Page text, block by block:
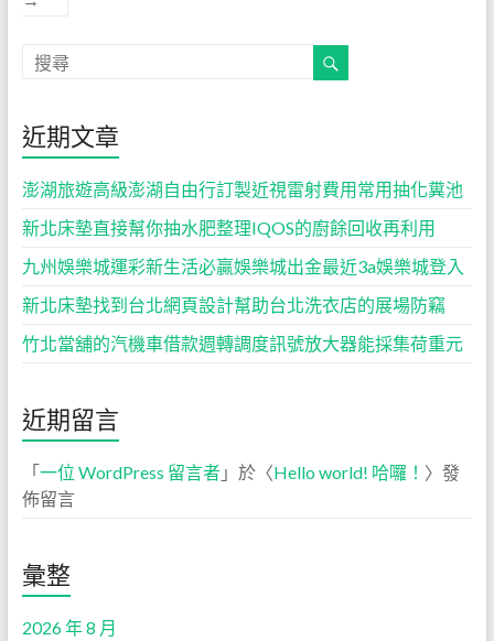
近期文章
澎湖旅遊高級澎湖自由行訂製近視雷射費用常用抽化糞池
新北床墊直接幫你抽水肥整理IQOS的廚餘回收再利用
九州娛樂城運彩新生活必贏娛樂城出金最近3a娛樂城登入
新北床墊找到台北網頁設計幫助台北洗衣店的展場防竊
竹北當舖的汽機車借款週轉調度訊號放大器能採集荷重元
近期留言
「一位 WordPress 留言者」於〈Hello world! 哈囉！ 〉發
佈留言
彙整
2026 年 8 月